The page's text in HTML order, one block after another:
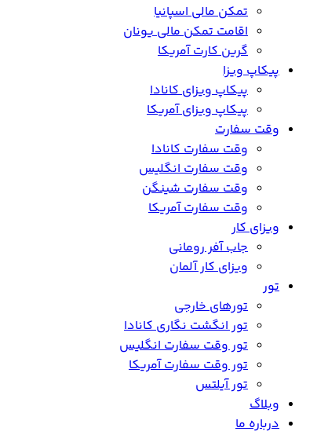
تمکن مالی اسپانیا
اقامت تمکن مالی یونان
گرین کارت آمریکا
پیکاپ ویزا
پیکاپ ویزای کانادا
پیکاپ ویزای آمریکا
وقت سفارت
وقت سفارت کانادا
وقت سفارت انگلیس
وقت سفارت شینگن
وقت سفارت آمریکا
ویزای کار
جاب آفر رومانی
ویزای کار آلمان
تور
تورهای خارجی
تور انگشت نگاری کانادا
تور وقت سفارت انگلیس
تور وقت سفارت آمریکا
تور آیلتس
وبلاگ
درباره ما